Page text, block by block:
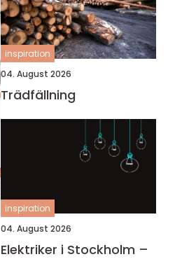
inspiration
04. August 2026
Trädfällning
inspiration
04. August 2026
Elektriker i Stockholm –